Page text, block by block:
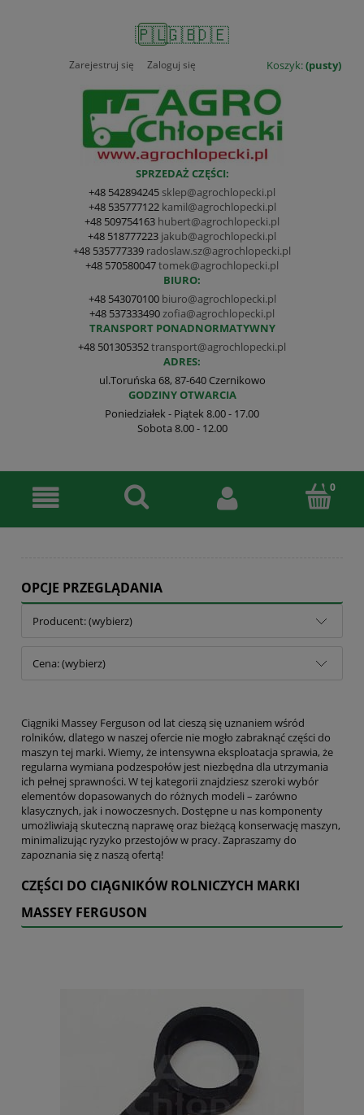
🇵🇱🇬🇧🇩🇪
Koszyk:(pusty)
Zarejestruj się Zaloguj się
SPRZEDAŻ CZĘŚCI:
+48 542894245 sklep@agrochlopecki.pl
+48 535777122 kamil@agrochlopecki.pl
+48 509754163 hubert@agrochlopecki.pl
+48 518777223 jakub@agrochlopecki.pl
+48 535777339 radoslaw.sz@agrochlopecki.pl
+48 570580047tomek@agrochlopecki.pl
BIURO:
+48 543070100 biuro@agrochlopecki.pl
+48 537333490 zofia@agrochlopecki.pl
TRANSPORT PONADNORMATYWNY
+48 501305352transport@agrochlopecki.pl
ADRES:
ul.Toruńska 68, 87-640 Czernikowo
GODZINY OTWARCIA
Poniedziałek - Piątek 8.00 - 17.00
Sobota 8.00 - 12.00
OPCJE PRZEGLĄDANIA
Producent: (wybierz)
Cena: (wybierz)
Ciągniki Massey Ferguson od lat cieszą się uznaniem wśród
rolników, dlatego w naszej ofercie nie mogło zabraknąć części do
maszyn tej marki. Wiemy, że intensywna eksploatacja sprawia, że
regularna wymiana podzespołów jest niezbędna dla utrzymania
ich pełnej sprawności. W tej kategorii znajdziesz szeroki wybór
elementów dopasowanych do różnych modeli – zarówno
klasycznych, jak i nowoczesnych. Dostępne u nas komponenty
umożliwiają skuteczną naprawę oraz bieżącą konserwację maszyn,
minimalizując ryzyko przestojów w pracy. Zapraszamy do
zapoznania się z naszą ofertą!
CZĘŚCI DO CIĄGNIKÓW ROLNICZYCH MARKI
MASSEY FERGUSON